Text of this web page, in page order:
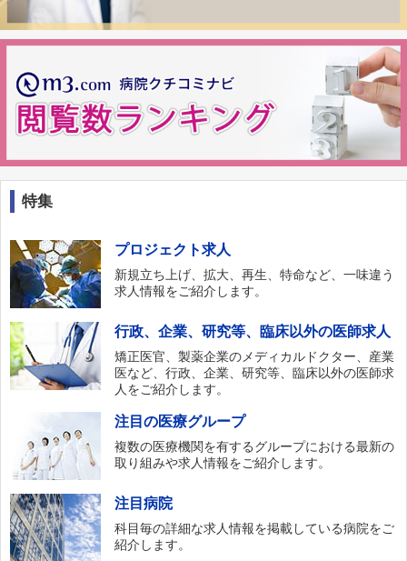
特集
プロジェクト求人
新規立ち上げ、拡大、再生、特命など、一味違う
求人情報をご紹介します。
行政、企業、研究等、臨床以外の医師求人
矯正医官、製薬企業のメディカルドクター、産業
医など、行政、企業、研究等、臨床以外の医師求
人をご紹介します。
注目の医療グループ
複数の医療機関を有するグループにおける最新の
取り組みや求人情報をご紹介します。
注目病院
科目毎の詳細な求人情報を掲載している病院をご
紹介します。